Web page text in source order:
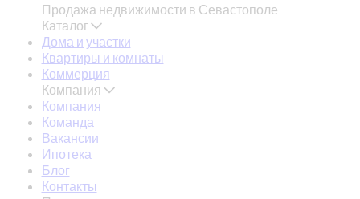
Продажа недвижимости в Севастополе
Каталог
Дома и участки
Квартиры и комнаты
Коммерция
Компания
Компания
Команда
Вакансии
Ипотека
Блог
Контакты